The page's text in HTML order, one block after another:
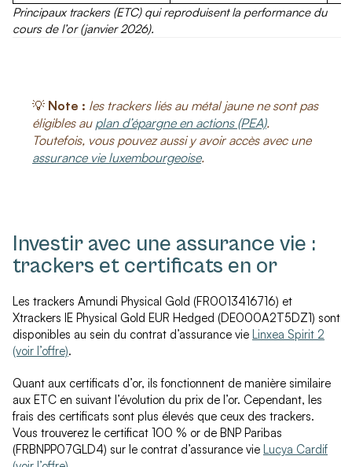
Principaux trackers (ETC) qui reproduisent la performance du
cours de l’or (janvier 2026).
💡 Note : les trackers liés au métal jaune ne sont pas
éligibles au plan d’épargne en actions (PEA).
Toutefois, vous pouvez aussi y avoir accès avec une
assurance vie luxembourgeoise.
Investir avec une assurance vie :
trackers et certificats en or
Les trackers Amundi Physical Gold (FR0013416716) et
Xtrackers IE Physical Gold EUR Hedged (DE000A2T5DZ1) sont
disponibles au sein du contrat d’assurance vie Linxea Spirit 2
(voir l’offre).
Quant aux certificats d’or, ils fonctionnent de manière similaire
aux ETC en suivant l’évolution du prix de l’or. Cependant, les
frais des certificats sont plus élevés que ceux des trackers.
Vous trouverez le certificat 100 % or de BNP Paribas
(FRBNPP07GLD4) sur le contrat d’assurance vie Lucya Cardif